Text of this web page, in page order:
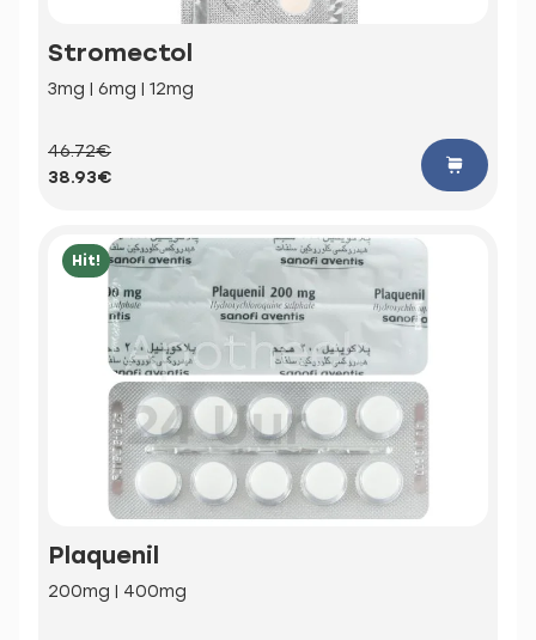
Stromectol
3mg | 6mg | 12mg
46.72€
38.93€
Hit!
Plaquenil
200mg | 400mg